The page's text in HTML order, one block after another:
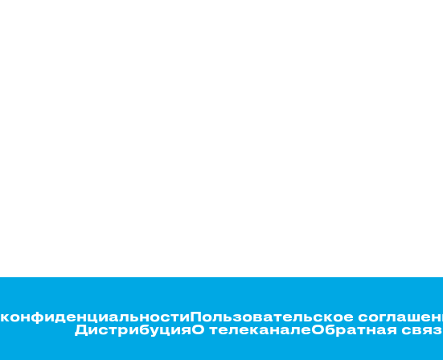
Пользовательское
ДистрибуцияО телеканалеОбратная